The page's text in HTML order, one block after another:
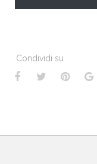
Condividi su